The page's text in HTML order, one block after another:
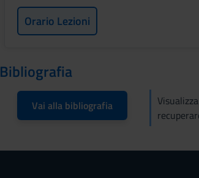
Orario Lezioni
Bibliografia
Vai alla bibliografia